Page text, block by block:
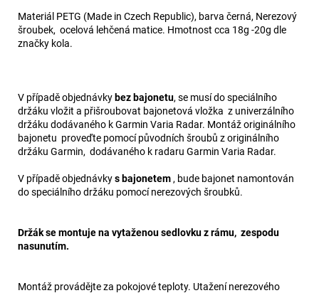
Materiál PETG (Made in Czech Republic), barva černá, Nerezový
šroubek, ocelová lehčená matice. Hmotnost cca 18g -20g dle
značky kola.
V případě objednávkybez bajonetu, se musí do speciálního
držáku vložit a přišroubovat bajonetová vložka z univerzálního
držáku dodávaného k Garmin Varia Radar. Montáž originálního
bajonetu proveďte pomocí původních šroubů z originálního
držáku Garmin, dodávaného k radaru Garmin Varia Radar.
V případě objednávkys bajonetem , bude bajonet namontován
do speciálního držáku pomocí nerezových šroubků.
Držák se montuje na vytaženou sedlovku z rámu, zespodu
nasunutím.
Montáž provádějte za pokojové teploty. Utažení nerezového